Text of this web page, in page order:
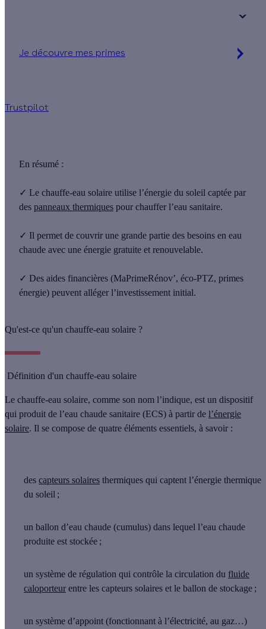
En résumé :
✓ Le chauffe‑eau solaire utilise l’énergie du soleil captée par
des panneaux thermiques pour chauffer l’eau sanitaire.
✓ Il permet de couvrir une grande partie des besoins en eau
chaude avec une énergie gratuite et renouvelable.
✓ Des aides financières (MaPrimeRénov’, éco‑PTZ, primes
énergie) peuvent alléger l’investissement initial.
Qu'est-ce qu'un chauffe-eau solaire ?
Définition d'un chauffe-eau solaire
Le chauffe-eau solaire, comme son nom l’indique, est un dispositif
qui produit de l’eau chaude sanitaire (ECS) à partir de l’énergie
solaire. Il se compose de quatre éléments essentiels, à savoir :
des capteurs solaires thermiques qui captent l’énergie thermique
du soleil ;
un ballon d’eau chaude (cumulus) dans lequel l’eau chaude
produite est stockée ;
un système de régulation qui contrôle la circulation du fluide
caloporteur entre les capteurs solaires et le ballon de stockage ;
un système d’appoint (fonctionnant à l’électricité, au gaz…)
Je découvre mes primes
Trustpilot